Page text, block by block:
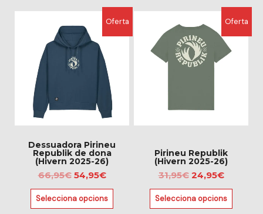
producte
producte
Oferta
Dessuadora Pirineu
Republik de dona
(Hivern 2025-26)
66,95€
preu
original
era:
66,95€.
54,95€
El
preu
actual
54,95€.
Selecciona opcions
producte
té
diverses
variants.
opcions
poden
triar
a
la
pàgina
del
Oferta
Pirineu Republik
(Hivern 2025-26)
31,95€
preu
original
era:
31,95€.
24,95€
preu
actual
és:
24,95€.
Selecciona opcions
producte
té
diverses
poden
a
la
pàgina
del